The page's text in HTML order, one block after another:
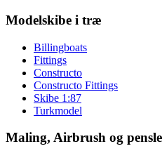
Modelskibe i træ
Billingboats
Fittings
Constructo
Constructo Fittings
Skibe 1:87
Turkmodel
Maling, Airbrush og